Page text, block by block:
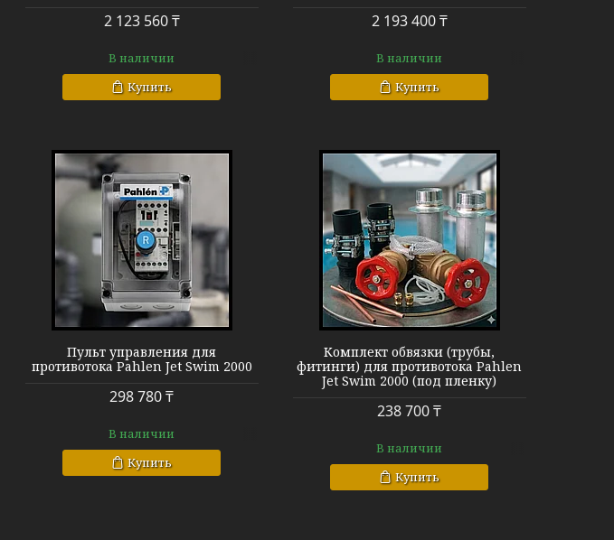
2 123 560 ₸
В наличии
Купить
2 193 400 ₸
В наличии
Купить
Пульт управления для
противотока Pahlen Jet Swim 2000
298 780 ₸
В наличии
Купить
Комплект обвязки Pahlen
Комплект обвязки (трубы,
фитинги) для противотока Pahlen
Jet Swim 2000 (под пленку)
238 700 ₸
В наличии
Купить